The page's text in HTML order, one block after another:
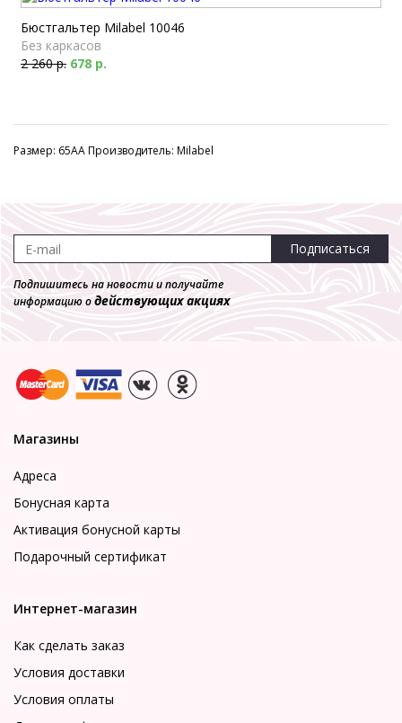
Бюстгальтер Milabel 10046
Без каркасов
2 260 р. 678 р.
Размер: 65AA Производитель: Milabel
Подписаться
Подпишитесь на новости и получайте
информацию одействующих акциях
Магазины
Адреса
Бонусная карта
Активация бонусной карты
Подарочный сертификат
Интернет-магазин
Как сделать заказ
Условия доставки
Условия оплаты